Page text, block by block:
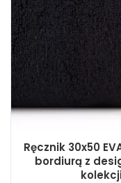
Ręcznik 30x50
bordiurą z